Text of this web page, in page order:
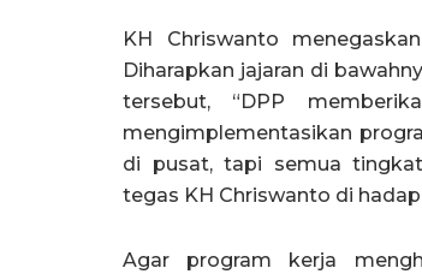
KH Chriswanto
Diharapkan jajaran di
tersebut, “DPP
mengimplementasikan
di pusat, tapi semua
tegas KH Chriswanto di
Agar program kerja